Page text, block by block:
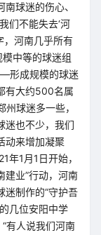
球迷的伤心、
们不能失去‘河
，河南几乎所有
模中等的球迷组
形成规模的球迷
有大约500名属
州球迷多一些，
迷也不少，我们
动来增加凝聚
年1月1日开始，
建业”行动，河南
迷制作的“守护吾
几位安阳中学
有人说我们河南